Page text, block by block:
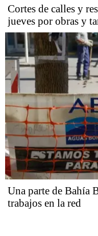
Cortes de calles y
jueves por obras y
Una parte de Bahía
trabajos en la red